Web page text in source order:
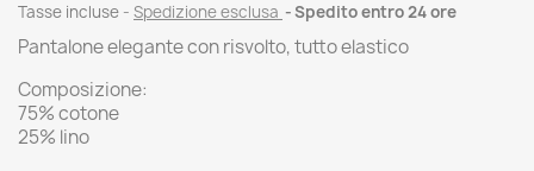
Tasse incluse Spedizione esclusa Spedito entro 24 ore
Pantalone elegante con risvolto, tutto elastico
Composizione:
75% cotone
25% lino